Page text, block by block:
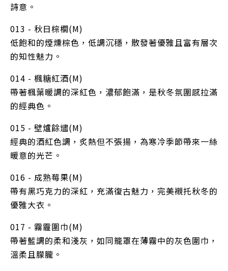
詩意。
013 - 秋日棕櫚(M)
低飽和的煙燻棕色，低調沉穩，散發著優雅且富有層次
的知性魅力。
014 - 楓糖紅酒(M)
帶著楓葉暖調的深紅色，濃郁飽滿，是秋冬氛圍感拉滿
的經典色。
015 - 壁爐餘燼(M)
經典的酒紅色調，炙熱但不張揚，為寒冷季節帶來一絲
暖意的光芒。
016 - 成熟莓果(M)
帶有黑巧克力的深紅，充滿復古魅力，完美襯托秋冬的
優雅大衣。
017 - 霧霾圍巾(M)
帶著藍調的柔和淺灰，如同籠罩在薄霧中的灰色圍巾，
溫柔且朦朧。